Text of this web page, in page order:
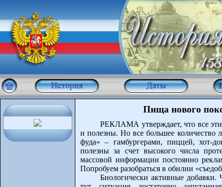
Пища нового
РЕКЛАМА утверждает, что все эти
и полезны. Но все большее количество
фуда» – гамбургерами, пиццей, хот-
полезны за счет высокого числа
массовой информации постоянно
Попробуем разобраться в обилии
Биологически активные добавки.